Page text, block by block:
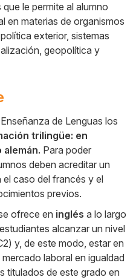
le permite al alumno
en materias de organismos
exterior, sistemas
geopolítica y
de Lenguas los
trilingüe: en
Para poder
deben acreditar un
el caso del francés y el
previos.
ofrece en inglés a lo largo
alcanzar un nivel
y, de este modo, estar en
laboral en igualdad
titulados de este grado en